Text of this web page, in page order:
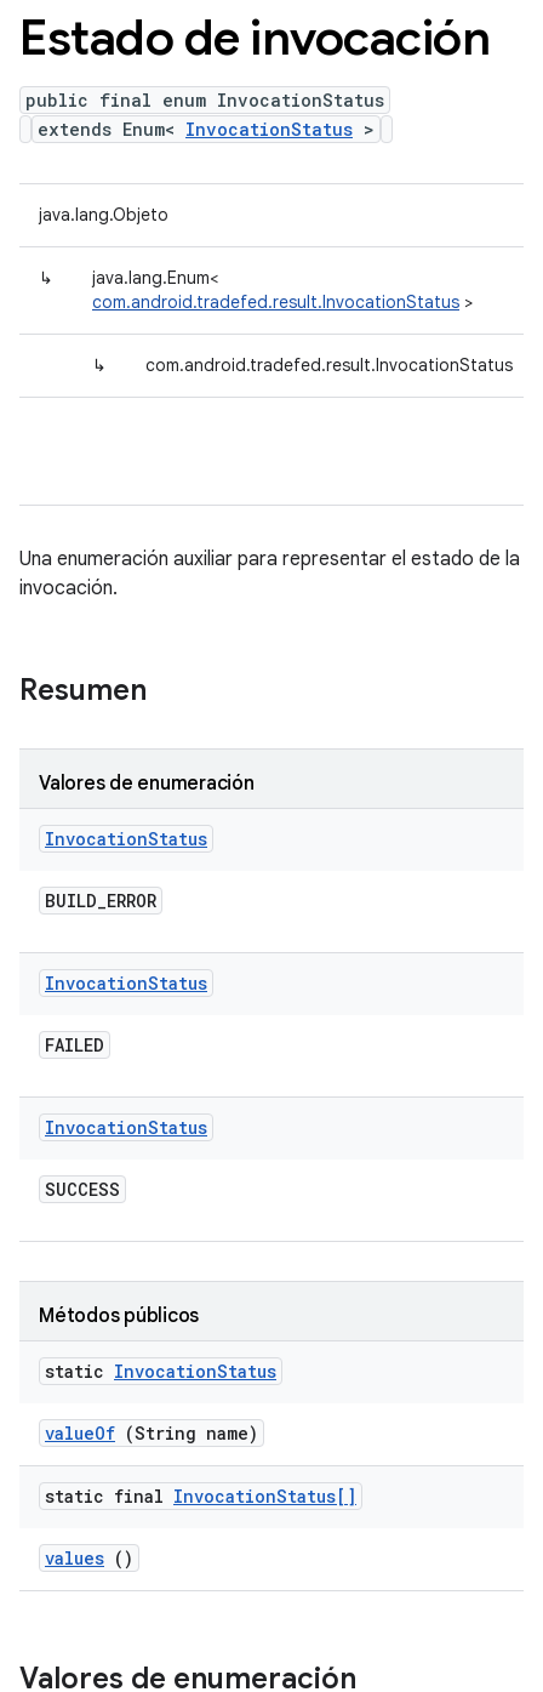
Estado de invocación
public final enum InvocationStatus
extends Enum< InvocationStatus >
java.lang.Objeto
↳
java.lang.Enum<
com.android.tradefed.result.InvocationStatus >
↳ com.android.tradefed.result.InvocationStatus
Una enumeración auxiliar para representar el estado de la
invocación.
Resumen
Valores de enumeración
InvocationStatus
BUILD_ERROR
InvocationStatus
FAILED
InvocationStatus
SUCCESS
Métodos públicos
static InvocationStatus
valueOf (String name)
static final InvocationStatus[]
values ()
Valores de enumeración